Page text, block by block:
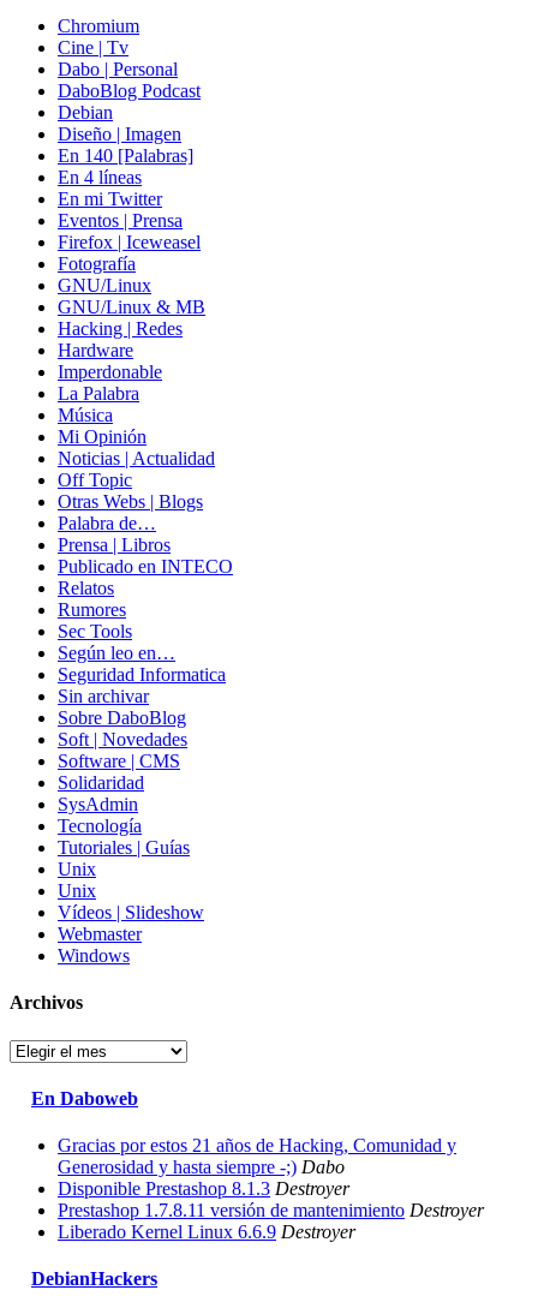
Chromium
Cine | Tv
Dabo | Personal
DaboBlog Podcast
Debian
Diseño | Imagen
En 140 [Palabras]
En 4 líneas
En mi Twitter
Eventos | Prensa
Firefox | Iceweasel
Fotografía
GNU/Linux
GNU/Linux & MB
Hacking | Redes
Hardware
Imperdonable
La Palabra
Música
Mi Opinión
Noticias | Actualidad
Off Topic
Otras Webs | Blogs
Palabra de…
Prensa | Libros
Publicado en INTECO
Relatos
Rumores
Sec Tools
Según leo en…
Seguridad Informatica
Sin archivar
Sobre DaboBlog
Soft | Novedades
Software | CMS
Solidaridad
SysAdmin
Tecnología
Tutoriales | Guías
Unix
Unix
Vídeos | Slideshow
Webmaster
Windows
Archivos
Archivos
En Daboweb
Gracias por estos 21 años de Hacking, Comunidad y
Generosidad y hasta siempre -;) Dabo
Disponible Prestashop 8.1.3 Destroyer
Prestashop 1.7.8.11 versión de mantenimiento Destroyer
Liberado Kernel Linux 6.6.9 Destroyer
DebianHackers